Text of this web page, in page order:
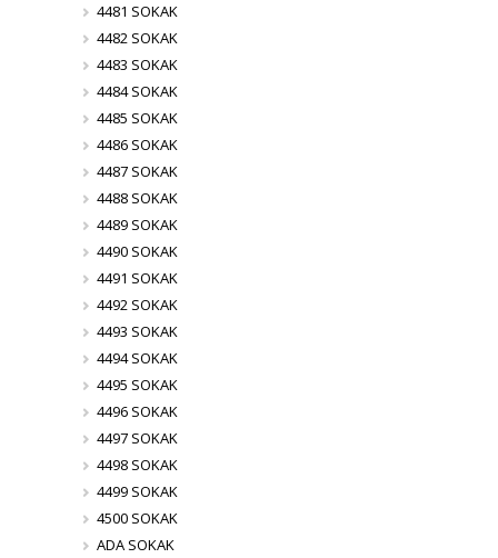
4481 SOKAK
4482 SOKAK
4483 SOKAK
4484 SOKAK
4485 SOKAK
4486 SOKAK
4487 SOKAK
4488 SOKAK
4489 SOKAK
4490 SOKAK
4491 SOKAK
4492 SOKAK
4493 SOKAK
4494 SOKAK
4495 SOKAK
4496 SOKAK
4497 SOKAK
4498 SOKAK
4499 SOKAK
4500 SOKAK
ADA SOKAK